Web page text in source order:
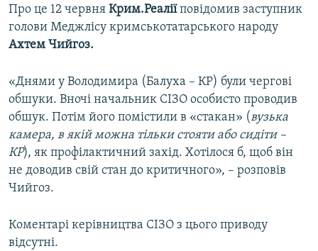
Про це 12 червня Крим.Реаліїповідомив заступник
голови Меджлісу кримськотатарського народу
Ахтем Чийгоз.
«Днями у Володимира (Балуха – КР) були чергові
обшуки. Вночі начальник СІЗО особисто проводив
обшук. Потім його помістили в «стакан» (вузька
камера, в якій можна тільки стояти або сидіти –
КР), як профілактичний захід. Хотілося б, щоб він
не доводив свій стан до критичного», – розповів
Чийгоз.
Коментарі керівництва СІЗО з цього приводу
відсутні.